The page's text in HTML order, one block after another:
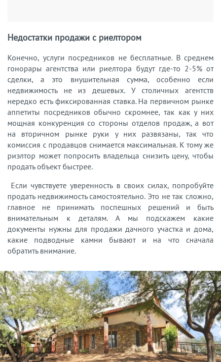
Недостатки продажи с риелтором
Конечно, услуги посредников не бесплатные. В среднем
гонорары агентства или риелтора будут где-то 2-5% от
сделки, а это внушительная сумма, особенно если
недвижимость не из дешевых. У столичных агентств
нередко есть фиксированная ставка. На первичном рынке
аппетиты посредников обычно скромнее, так как у них
мощная конкуренция со стороны отделов продаж, а вот
на вторичном рынке руки у них развязаны, так что
комиссия с продавцов снимается максимальная. К тому же
риэлтор может попросить владельца снизить цену, чтобы
продать объект быстрее.
Если чувствуете уверенность в своих силах, попробуйте
продать недвижимость самостоятельно. Это не так сложно,
главное не принимать поспешных решений и быть
внимательным к деталям. А мы подскажем какие
документы нужны для продажи дачного участка и дома,
какие подводные камни бывают и на что сначала
обратить внимание.